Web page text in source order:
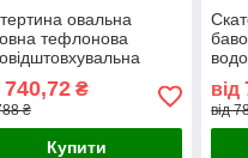
овальна
тефлонова
геометричний
на сірому
740,72₴
₴
Купити
від
від